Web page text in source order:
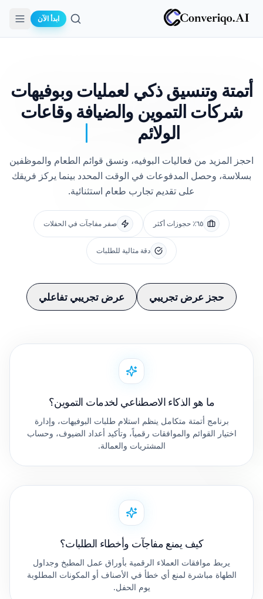
ابدأ الآن
أتمتة وتنسيق ذكي لعمليات وبوفيهات
شركات التموين والضيافة وقاعات
الولائم
احجز المزيد من فعاليات البوفيه، ونسق قوائم الطعام والموظفين
بسلاسة، وحصل المدفوعات في الوقت المحدد بينما يركز فريقك
على تقديم تجارب طعام استثنائية.
٦٥٪ حجوزات أكثر صفر مفاجآت في الحفلات
دقة مثالية للطلبات
حجز عرض تجريبي عرض تجريبي تفاعلي
ما هو الذكاء الاصطناعي لخدمات التموين؟
برنامج أتمتة متكامل ينظم استلام طلبات البوفيهات، وإدارة
اختيار القوائم والموافقات رقمياً، وتأكيد أعداد الضيوف، وحساب
المشتريات والعمالة.
كيف يمنع مفاجآت وأخطاء الطلبات؟
يربط موافقات العملاء الرقمية بأوراق عمل المطبخ وجداول
الطهاة مباشرة لمنع أي خطأ في الأصناف أو المكونات المطلوبة
يوم الحفل.